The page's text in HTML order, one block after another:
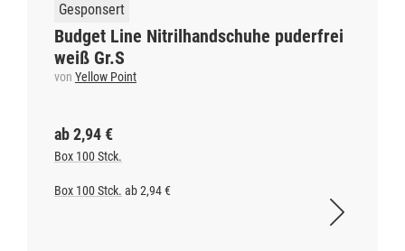
Gesponsert
Budget Line Nitrilhandschuhe puderfrei
weiß Gr.S
von Yellow Point
ab 2,94 €
Box 100 Stck.
Box 100 Stck. ab 2,94 €